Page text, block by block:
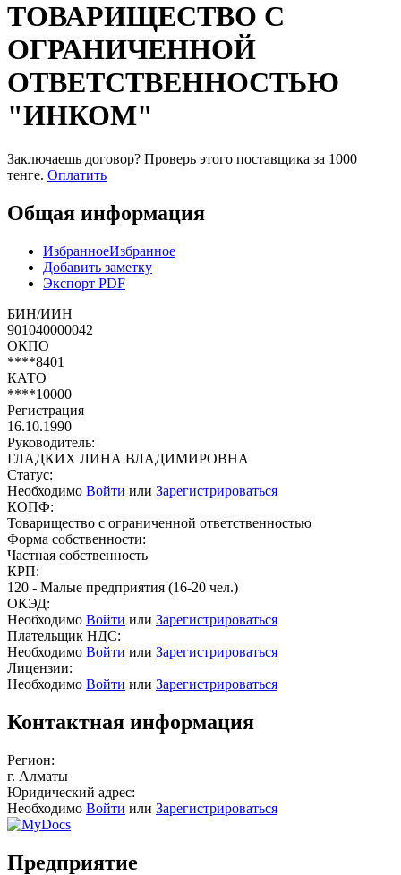
ТОВАРИЩЕСТВО С
ОГРАНИЧЕННОЙ
ОТВЕТСТВЕННОСТЬЮ
"ИНКОМ"
Заключаешь договор? Проверь этого поставщика за 1000
тенге. Оплатить
Общая информация
ИзбранноеИзбранное
Добавить заметку
Экспорт PDF
БИН/ИИН
901040000042
ОКПО
****8401
КАТО
****10000
Регистрация
16.10.1990
Руководитель:
ГЛАДКИХ ЛИНА ВЛАДИМИРОВНА
Статус:
Необходимо Войти или Зарегистрироваться
КОПФ:
Товарищество с ограниченной ответственностью
Форма собственности:
Частная собственность
КРП:
120 - Малые предприятия (16-20 чел.)
ОКЭД:
Необходимо Войти или Зарегистрироваться
Плательщик НДС:
Необходимо Войти или Зарегистрироваться
Лицензии:
Необходимо Войти или Зарегистрироваться
Контактная информация
Регион:
г. Алматы
Юридический адрес:
Необходимо Войти или Зарегистрироваться
Предприятие